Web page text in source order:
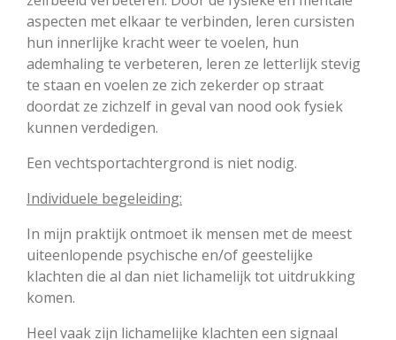
aspecten met elkaar te verbinden, leren cursisten
hun innerlijke kracht weer te voelen, hun
ademhaling te verbeteren, leren ze letterlijk stevig
te staan en voelen ze zich zekerder op straat
doordat ze zichzelf in geval van nood ook fysiek
kunnen verdedigen.
Een vechtsportachtergrond is niet nodig.
Individuele begeleiding:
In mijn praktijk ontmoet ik mensen met de meest
uiteenlopende psychische en/of geestelijke
klachten die al dan niet lichamelijk tot uitdrukking
komen.
Heel vaak zijn lichamelijke klachten een signaal